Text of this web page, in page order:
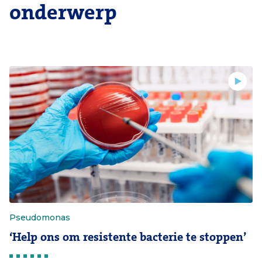
onderwerp
Pseudomonas
‘Help ons om resistente bacterie te stoppen’